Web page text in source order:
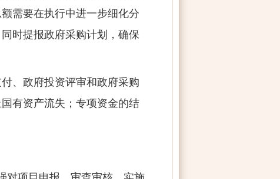
需要在执行中进一步细化分
时提报政府采购计划，确保
、政府投资评审和政府采购
有资产流失；专项资金的结